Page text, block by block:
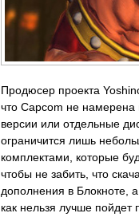
Продюсер проекта
что Capcom не намерена
версии или отдельные
ограничится лишь
комплектами, которые
чтобы не забить, что
дополнения в Блокноте,
как нельзя лучше пойдет